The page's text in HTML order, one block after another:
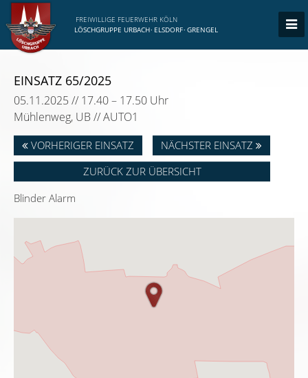
FREIWILLIGE FEUERWEHR KÖLN
LÖSCHGRUPPE URBACH· ELSDORF· GRENGEL
EINSATZ 65/2025
05.11.2025 // 17.40 – 17.50 Uhr
Mühlenweg, UB // AUTO1
VORHERIGER EINSATZ
NÄCHSTER EINSATZ
ZURÜCK ZUR ÜBERSICHT
Blinder Alarm